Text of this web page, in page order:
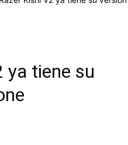
ya tiene su